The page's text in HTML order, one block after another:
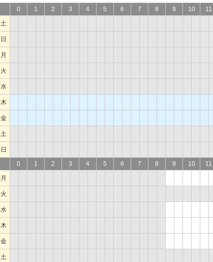
0 1 2 3 4 5 6 7 8 9 10 11
土
日
月
火
水
木
金
土
日
0
1 2 3 4 5 6 7 8 9 10 11
月
火
水
木
金
土